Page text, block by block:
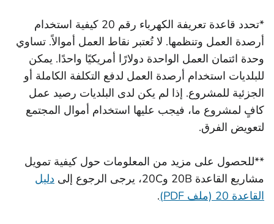
*تحدد قاعدة تعريفة الكهرباء رقم 20 كيفية استخدام
أرصدة العمل وتنظمها. لا تُعتبر نقاط العمل أموالاً. تساوي
وحدة ائتمان العمل الواحدة دولارًا أمريكيًا واحدًا. يمكن
للبلديات استخدام أرصدة العمل لدفع التكلفة الكاملة أو
الجزئية للمشروع. إذا لم يكن لدى البلديات رصيد عمل
كافٍ لمشروع ما، فيجب عليها استخدام أموال المجتمع
لتعويض الفرق.
**للحصول على مزيد من المعلومات حول كيفية تمويل
مشاريع القاعدة 20B و20C، يرجى الرجوع إلى
دليل
القاعدة 20 (ملف PDF)
.